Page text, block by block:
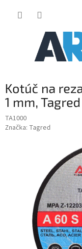
Kotúč na
1 mm,
TA1000
Značka: Tagred